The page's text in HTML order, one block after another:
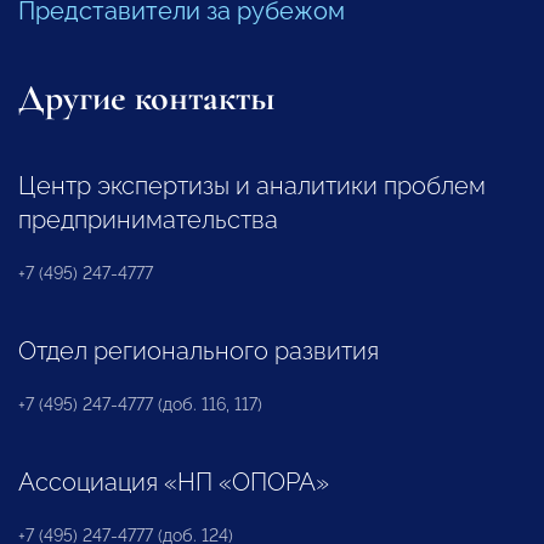
Представители за рубежом
Другие контакты
Центр экспертизы и аналитики проблем
предпринимательства
+7 (495) 247-4777
Отдел регионального развития
+7 (495) 247-4777 (доб. 116, 117)
Ассоциация «НП «ОПОРА»
+7 (495) 247-4777 (доб. 124)